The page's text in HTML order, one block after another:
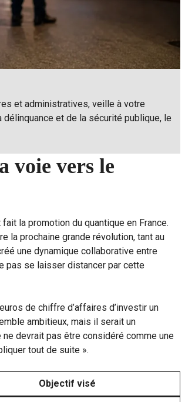
et administratives, veille à votre
et de la sécurité publique, le
voie vers le
la promotion du quantique en France.
la prochaine grande révolution, tant au
une dynamique collaborative entre
pas se laisser distancer par cette
de chiffre d’affaires d’investir un
ambitieux, mais il serait un
devrait pas être considéré comme une
tout de suite ».
Objectif visé